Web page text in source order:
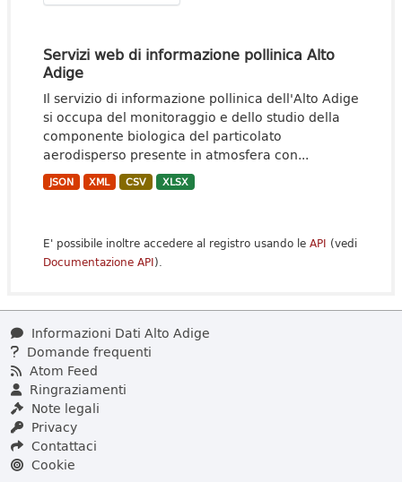
Servizi web di informazione pollinica Alto
Adige
Il servizio di informazione pollinica dell'Alto Adige
si occupa del monitoraggio e dello studio della
componente biologica del particolato
aerodisperso presente in atmosfera con...
JSON XML CSV XLSX
E' possibile inoltre accedere al registro usando le API (vedi
Documentazione API).
Informazioni Dati Alto Adige
Domande frequenti
Atom Feed
Ringraziamenti
Note legali
Privacy
Contattaci
Cookie